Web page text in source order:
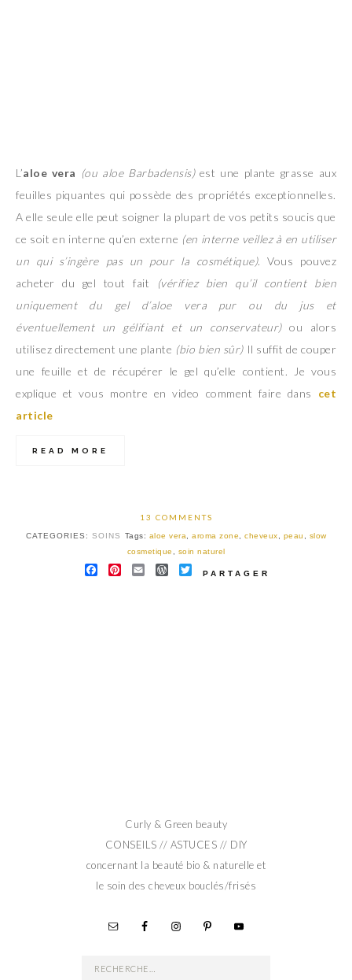
L’aloe vera (ou aloe Barbadensis)est une plante grasse aux
feuilles piquantes qui possède des propriétés exceptionnelles.
A elle seule elle peut soigner la plupart de vos petits soucis que
ce soit en interne qu’en externe (en interne veillez à en utiliser
un qui s’ingère pas un pour la cosmétique). Vous pouvez
acheter du gel tout fait
(vérifiez bien qu’il contient bien
uniquement du gel d’aloe vera pur ou du jus et
éventuellementun gélifiant et un conservateur)ou alors
utilisez directement une plante (bio bien sûr)Il suffit de couper
une feuille et de récupérer le gel qu’elle contient. Je vous
explique et vous montre en video comment faire dans cet
article
READ MORE
13 COMMENTS
CATEGORIES: SOINS Tags: aloe vera aroma zone cheveux peau
slow
cosmetique
soin naturel
FACEBOOK
PINTEREST
EMAILWORDPRESS
TWITTER
PARTAGER
Curly & Green beauty
CONSEILS // ASTUCES // DIY
concernant la beauté bio & naturelle et
le soin des cheveux bouclés/frisés
Rechercher :